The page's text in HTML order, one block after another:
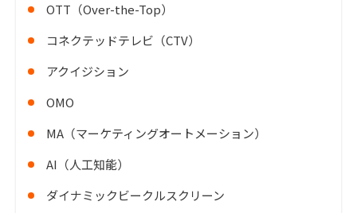
OTT（Over-the-Top）
コネクテッドテレビ（CTV）
アクイジション
OMO
MA（マーケティングオートメーション）
AI（人工知能）
ダイナミックビークルスクリーン